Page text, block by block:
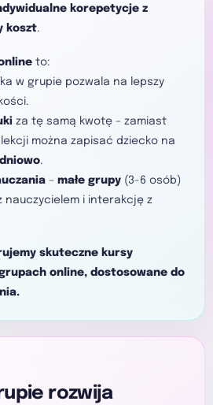
korepetycje z
koszt.
to:
w grupie pozwala na lepszy
za tę samą kwotę – zamiast
można zapisać dziecko na
.
– małe grupy (3-6 osób)
nauczycielem i interakcję z
skuteczne kursy
online, dostosowane do
rozwija